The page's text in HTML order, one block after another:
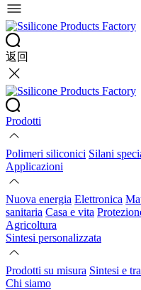
返回
Prodotti
Polimeri siliconici Silani
Applicazioni
Nuova energia Elettronica
sanitaria Casa e vita
Agricoltura
Sintesi personalizzata
Prodotti su misura Sintesi e
Chi siamo